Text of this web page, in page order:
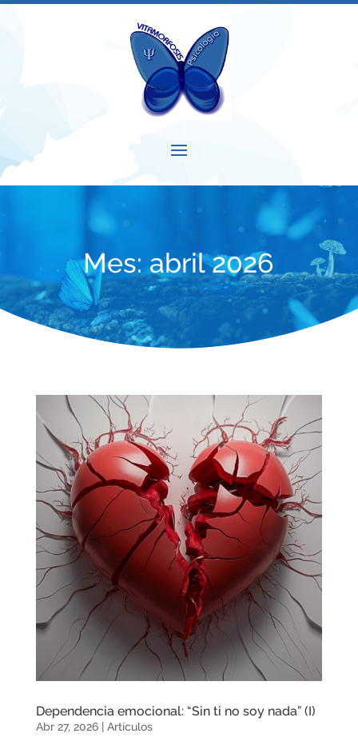
Mes:abril 2026
Dependencia emocional: “Sin ti no soy nada” (I)
Abr 27, 2026| Artículos